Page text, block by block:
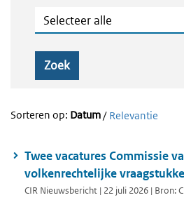
Geografie
Zoek
Sorteren op: Datum/ Relevantie
Twee vacatures Commissie
volkenrechtelijke
CIR Nieuwsbericht | 22 juli 2026 | Bron: